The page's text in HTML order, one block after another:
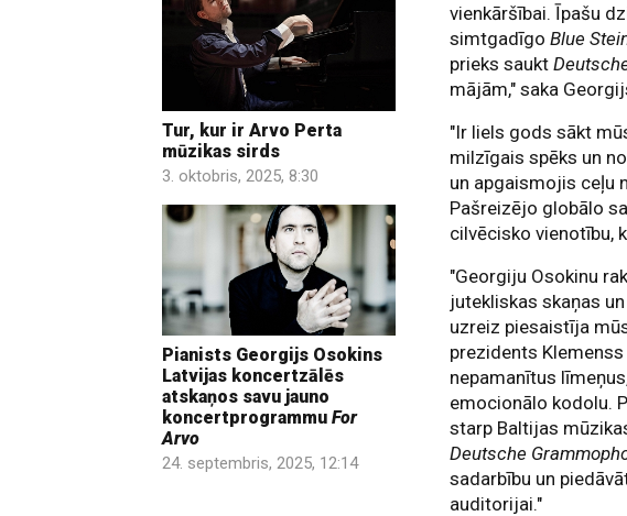
Tur, kur ir Arvo Perta
mūzikas sirds
3. oktobris, 2025, 8:30
Pianists Georgijs Osokins
Latvijas koncertzālēs
atskaņos savu jauno
koncertprogrammu For
Arvo
24. septembris, 2025, 12:14
vienkāršībai. Īpašu
simtgadīgoBlue
prieks saukt
mājām," saka
"Ir liels gods sākt
milzīgais spēks un
un apgaismojis ceļu
Pašreizējo globālo
cilvēcisko vienotību,
"Georgiju Osokinu
jutekliskas skaņas
uzreiz piesaistīja
prezidents
nepamanītus
emocionālo kodolu.
starp Baltijas
Deutsche
sadarbību un
auditorijai."